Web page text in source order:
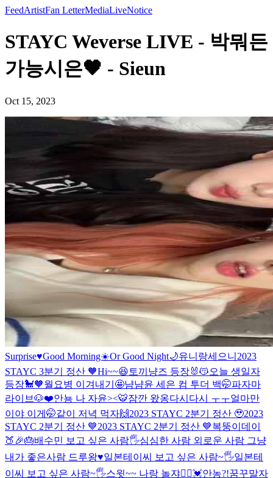
FeedArtistFan LetterMediaLiveNotice
STAYC Weverse LIVE - 박뭐든
가능시은🖤 - Sieun
Oct 15, 2023
Surprise♥️Good Morning☀️Or Good Night🌙유니랑세으니 2023
STAYC 3분기 정산 🧡Hi~~😆 토끼냥즈 등장🐰😽오늘 생일자
등장🐩🧡월요병 이겨내기🤩냠냠윤 세은 컴 투더 백🤭파자마
라이브🐶❤️안뇽 나 자윤><🐯잠깐 왔옹다시다시 ㅜㅜ얼마만
이야 이게🤭같이 저녁 먹자🙌 2023 STAYC 2분기 정산 🥹2023
STAYC 2분기 정산 💙2023 STAYC 2분기 정산 💙복뚱이데이
🍑🎉🎂배수민 보고 싶은 사람🖐심심한 사람 외로운 사람 그냥
내가 좋은사람 드루왕♥️일본테이씨 보고 싶은 사람~🖐일본테
이씨 보고 싶은 사람~🖐스윗~~ 나랑 놀쟈🙋‍♀️💓안농?!꿈꾸말자